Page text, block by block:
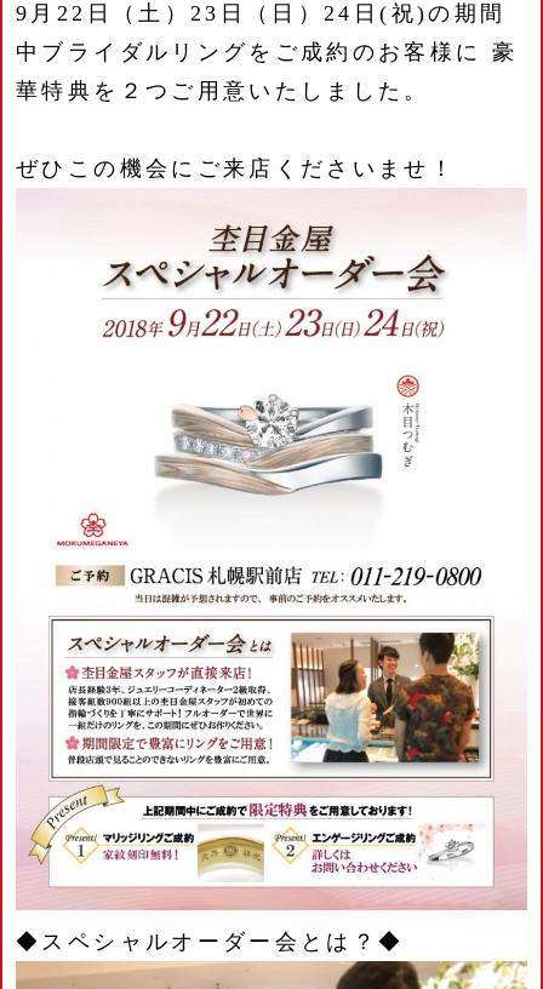
9月22日（土）23日（日）24日(祝)の期間
中ブライダルリングをご成約のお客様に 豪
華特典を２つご用意いたしました。
ぜひこの機会にご来店くださいませ！
◆スペシャルオーダー会とは？◆